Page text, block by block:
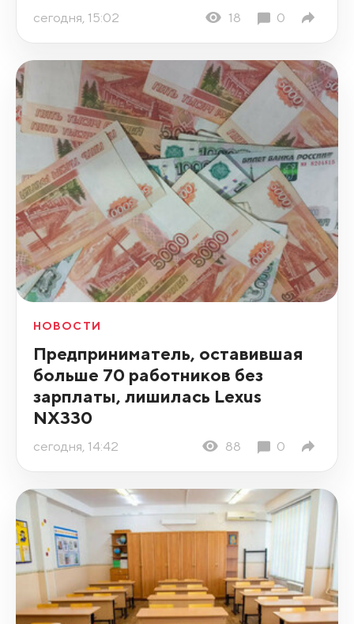
сегодня, 15:02 18 0
НОВОСТИ
Предприниматель, оставившая
больше 70 работников без
зарплаты, лишилась Lexus
NX330
сегодня, 14:42 88 0